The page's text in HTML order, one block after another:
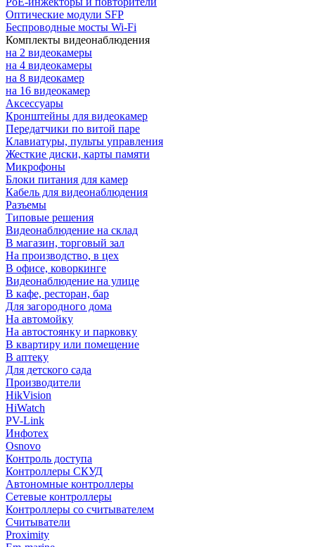
Оптические модули SFP
Беспроводные мосты Wi-Fi
Комплекты видеонаблюдения
на 2 видеокамеры
на 4 видеокамеры
на 8 видеокамер
на 16 видеокамер
Аксессуары
Кронштейны для видеокамер
Передатчики по витой паре
Клавиатуры, пульты управления
Жесткие диски, карты памяти
Микрофоны
Блоки питания для камер
Кабель для видеонаблюдения
Разъемы
Типовые решения
Видеонаблюдение на склад
В магазин, торговый зал
На производство, в цех
В офисе, коворкинге
Видеонаблюдение на улице
В кафе, ресторан, бар
Для загородного дома
На автомойку
На автостоянку и парковку
В квартиру или помещение
В аптеку
Для детского сада
Производители
HikVision
HiWatch
PV-Link
Инфотех
Osnovo
Контроль доступа
Контроллеры СКУД
Автономные контроллеры
Сетевые контроллеры
Контроллеры со считывателем
Считыватели
Proximity